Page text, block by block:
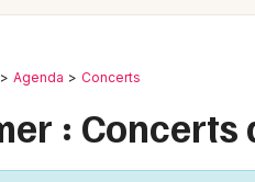
Agenda Concerts
: Concerts